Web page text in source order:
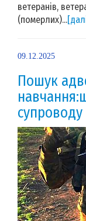
ветеранів,
(померлих)...
09.12.2025
Пошук
супроводу